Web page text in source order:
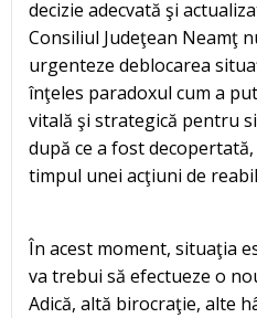
decizie adecvată şi
Consiliul Judeţean Neamţ
urgenteze deblocarea
înţeles paradoxul cum a
vitală şi strategică pentru
după ce a fost
timpul unei acţiuni de
În acest moment, situaţia
va trebui să efectueze o
Adică, altă birocraţie, alte